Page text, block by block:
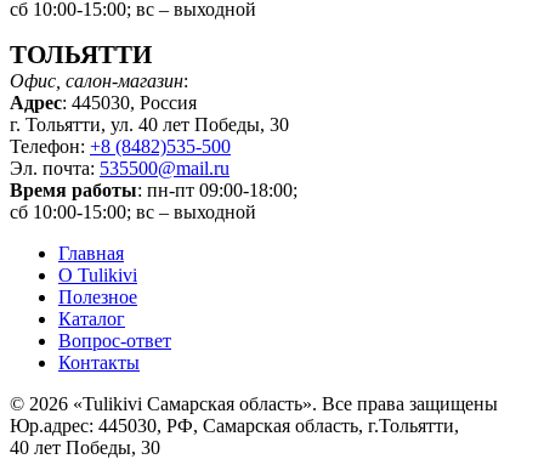
сб 10:00-15:00; вс – выходной
ТОЛЬЯТТИ
Офис, салон-магазин:
Адрес: 445030, Россия
г. Тольятти, ул. 40 лет Победы, 30
Телефон: +8 (8482)535-500
Эл. почта: 535500@mail.ru
Время работы: пн-пт 09:00-18:00;
сб 10:00-15:00; вс – выходной
Главная
О Tulikivi
Полезное
Каталог
Вопрос-ответ
Контакты
© 2026 «Tulikivi Самарская область». Все права защищены
Юр.адрес: 445030, РФ, Самарская область, г.Тольятти,
40 лет Победы, 30